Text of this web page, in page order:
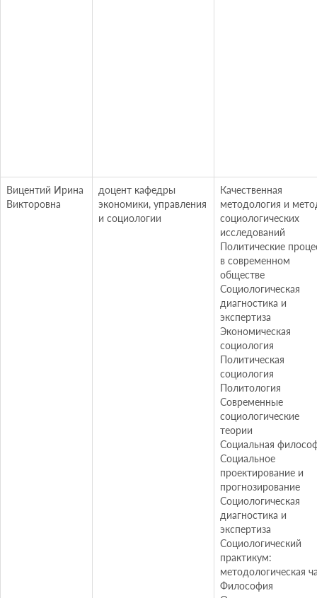
Вицентий Ирина
Викторовна
доцент кафедры
экономики, управления
и социологии
Качественная
методология и
социологических
исследований
Политические
в современном
обществе
Социологическая
диагностика и
экспертиза
Экономическая
социология
Политическая
социология
Политология
Современные
социологические
теории
Социальная
Социальное
проектирование и
прогнозирование
Социологическая
диагностика и
экспертиза
Социологический
практикум:
методологическая
Философия